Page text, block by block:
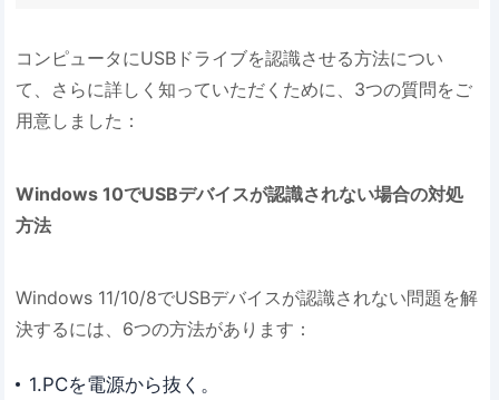
コンピュータにUSBドライブを認識させる方法につい
て、さらに詳しく知っていただくために、3つの質問をご
用意しました：
Windows 10でUSBデバイスが認識されない場合の対処
方法
Windows 11/10/8でUSBデバイスが認識されない問題を解
決するには、6つの方法があります：
1.PCを電源から抜く。